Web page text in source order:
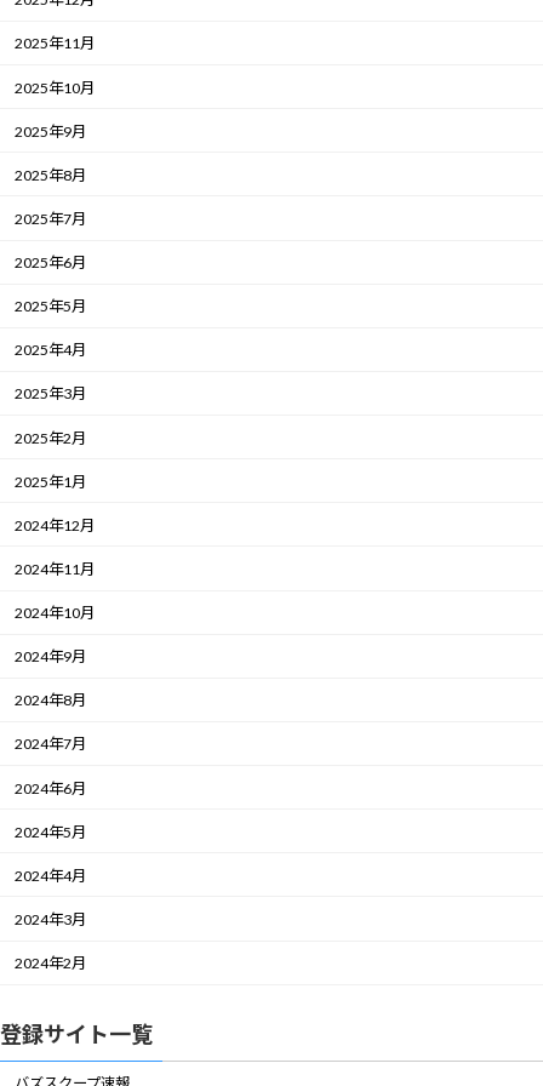
2025年11月
2025年10月
2025年9月
2025年8月
2025年7月
2025年6月
2025年5月
2025年4月
2025年3月
2025年2月
2025年1月
2024年12月
2024年11月
2024年10月
2024年9月
2024年8月
2024年7月
2024年6月
2024年5月
2024年4月
2024年3月
2024年2月
登録サイト一覧